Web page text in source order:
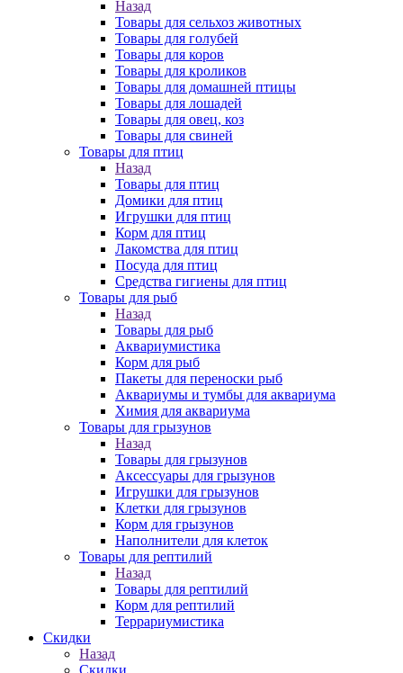
Назад
Товары для сельхоз животных
Товары для голубей
Товары для коров
Товары для кроликов
Товары для домашней птицы
Товары для лошадей
Товары для овец, коз
Товары для свиней
Товары для птиц
Назад
Товары для птиц
Домики для птиц
Игрушки для птиц
Корм для птиц
Лакомства для птиц
Посуда для птиц
Средства гигиены для птиц
Товары для рыб
Назад
Товары для рыб
Аквариумистика
Корм для рыб
Пакеты для переноски рыб
Аквариумы и тумбы для аквариума
Химия для аквариума
Товары для грызунов
Назад
Товары для грызунов
Аксессуары для грызунов
Игрушки для грызунов
Клетки для грызунов
Корм для грызунов
Наполнители для клеток
Товары для рептилий
Назад
Товары для рептилий
Корм для рептилий
Террариумистика
Скидки
Назад
Скидки